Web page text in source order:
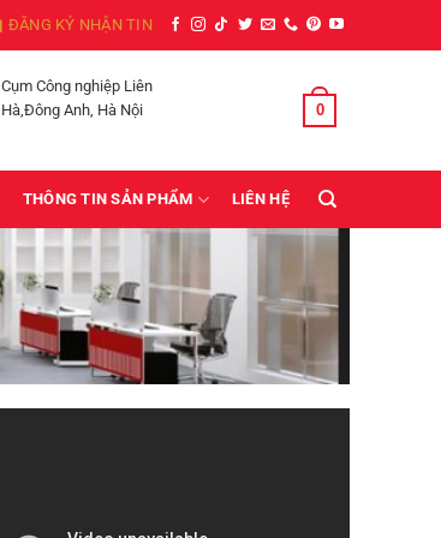
ĐĂNG KÝ NHẬN TIN
Cụm Công nghiệp Liên
Hà,Đông Anh, Hà Nội
0
THÔNG TIN SẢN PHẨM LIÊN HỆ